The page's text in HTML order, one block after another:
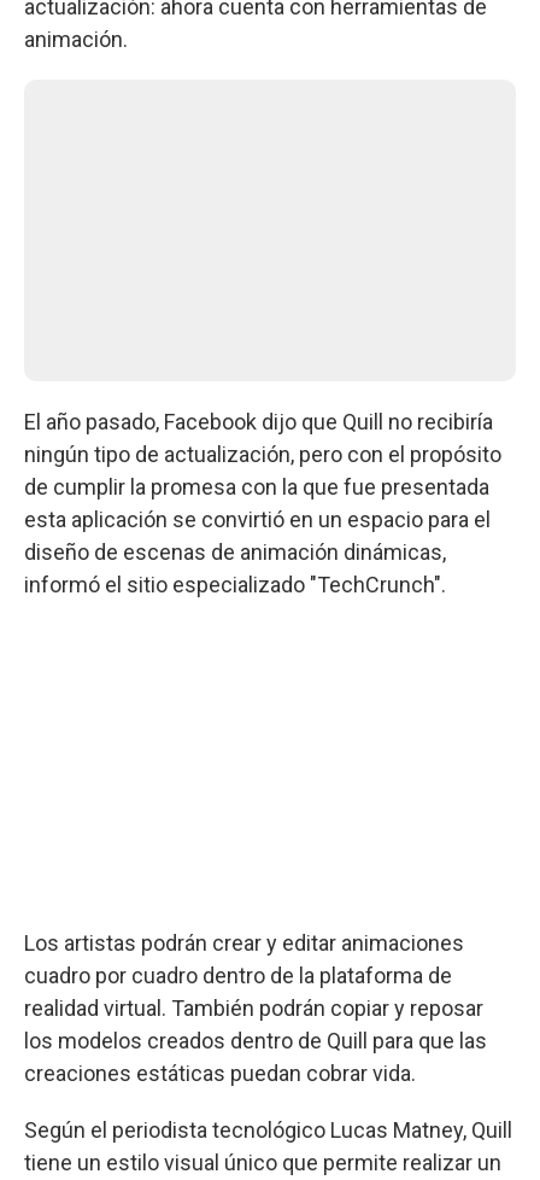
actualización: ahora cuenta con herramientas de
animación.
El año pasado, Facebook dijo que Quill no recibiría
ningún tipo de actualización, pero con el propósito
de cumplir la promesa con la que fue presentada
esta aplicación se convirtió en un espacio para el
diseño de escenas de animación dinámicas,
informó el sitio especializado "TechCrunch".
Los artistas podrán crear y editar animaciones
cuadro por cuadro dentro de la plataforma de
realidad virtual. También podrán copiar y reposar
los modelos creados dentro de Quill para que las
creaciones estáticas puedan cobrar vida.
Según el periodista tecnológico Lucas Matney, Quill
tiene un estilo visual único que permite realizar un